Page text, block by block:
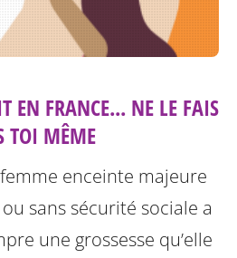
EN FRANCE... NE LE FAIS
TOI MÊME
enceinte majeure
sans sécurité sociale a
une grossesse qu’elle